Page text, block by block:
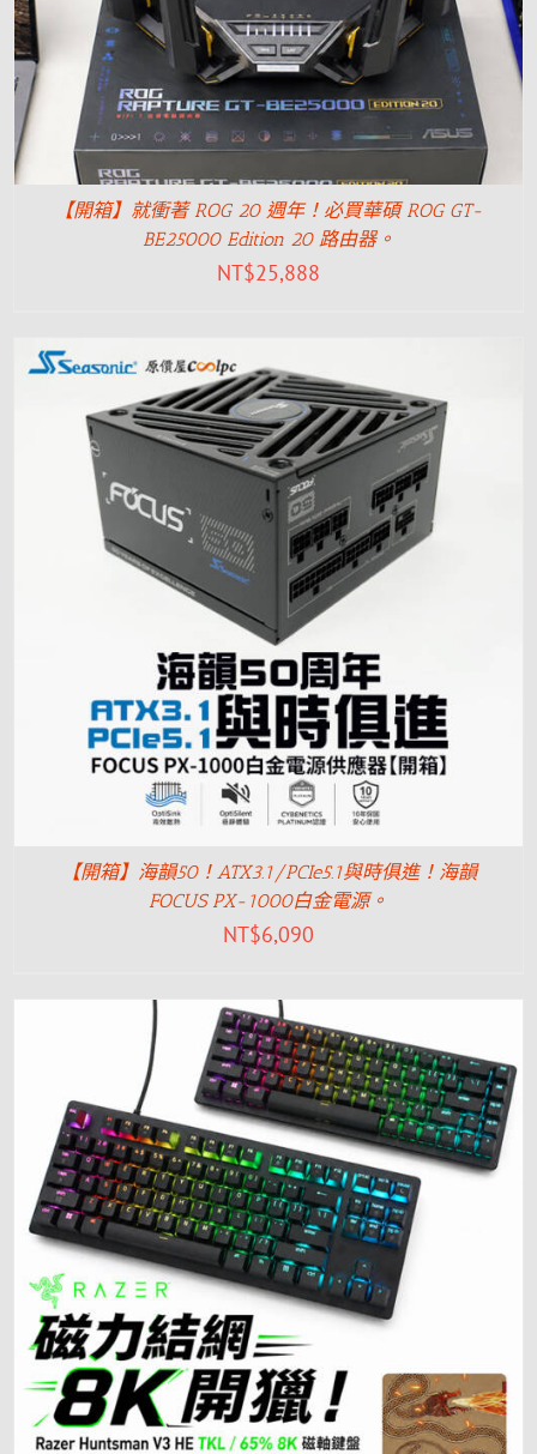
【開箱】就衝著 ROG 20 週年！必買華碩 ROG GT-
BE25000 Edition 20 路由器。
NT$25,888
【開箱】海韻50！ATX3.1/PCIe5.1與時俱進！海韻
FOCUS PX-1000白金電源。
NT$6,090